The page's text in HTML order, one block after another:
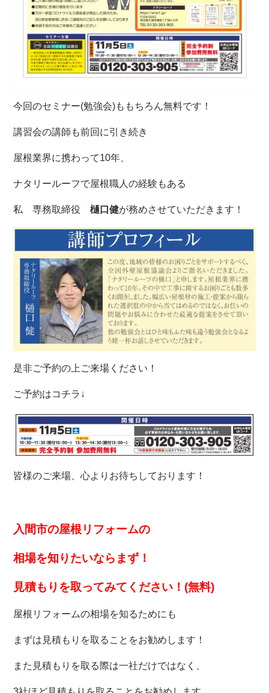
今回のセミナー(勉強会)ももちろん無料です！
講習会の講師も前回に引き続き
屋根業界に携わって10年、
ナタリールーフで屋根職人の経験もある
私 専務取締役樋口健が務めさせていただきます！
是非ご予約の上ご来場ください！
ご予約はコチラ↓
皆様のご来場、心よりお待ちしております！
入間市の屋根リフォームの
相場を知りたいなら まず！
見積もりを取ってみてください！(無料)
屋根リフォームの相場を知るためにも
まずは見積もりを取ることをお勧めします！
また見積もりを取る際は一社だけではなく、